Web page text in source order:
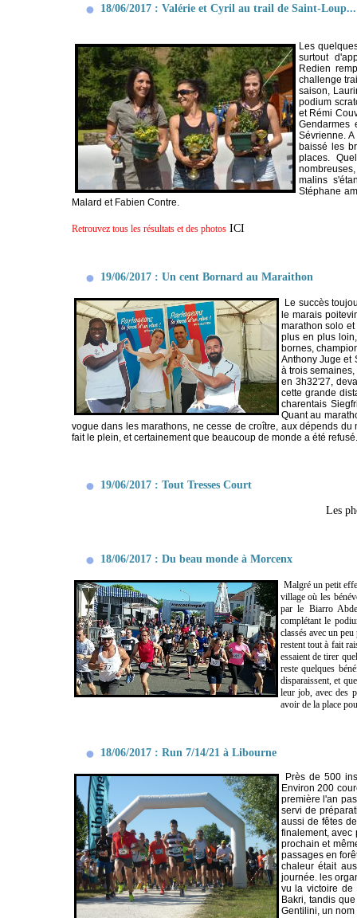
18/06/2017 : Valérie et Cyril au trail de Saint-Loup...
Les
surtout
Redien
challenge
saison,
podium
et Rémi
Sévrienne.
baissé les
places.
malins
Stéphane
Malard et Fabien Contre.
Retrouvez tous les résultats et des photos ICI
19/06/2017 : Un cent Bornard au Maraithon
Le succès
le marais
marathon solo
plus en plus
bornes,
Anthony Juge et
à trois
en 3h32'27,
cette grande
charentais
Quant au
vogue dans les marathons, ne cesse de croître, aux dépends
fait le plein, et certainement que beaucoup de monde a été
19/06/2017 : Tout Tresses Court
Les
18/06/2017 : Du beau monde à Morcenx
Malgré un petit
village où les
par le Biarro
complétant le
classés avec un
restent tout à fait
essaient de tirer
reste quelques
disparaissent, et
leur job, avec des
avoir de la place
18/06/2017 : Run 7/14/21 à Libourne
Près de 500
Environ 200
première l'an
servi de
aussi de fêtes
finalement, avec
prochain et
passages en
chaleur était
journée. les
vu la victoire de
Bakri, tandis
Gentilini, un